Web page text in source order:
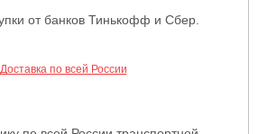
от банков Тинькофф и Сбер.